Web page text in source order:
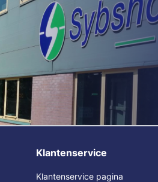
Klantenservice
Klantenservice pagina